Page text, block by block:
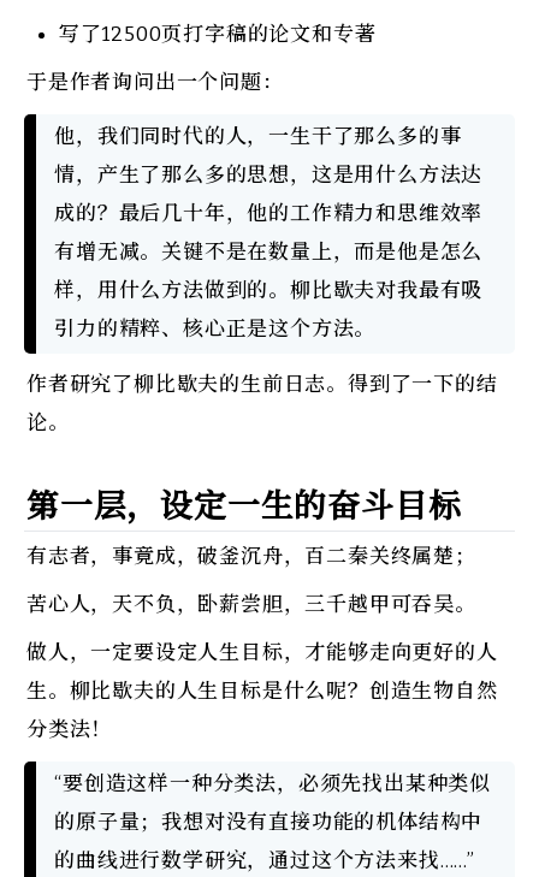
写了12500页打字稿的论文和专著
于是作者询问出一个问题：
他，我们同时代的人，一生干了那么多的事
情，产生了那么多的思想，这是用什么方法达
成的？最后几十年，他的工作精力和思维效率
有增无减。关键不是在数量上，而是他是怎么
样，用什么方法做到的。柳比歇夫对我最有吸
引力的精粹、核心正是这个方法。
作者研究了柳比歇夫的生前日志。得到了一下的结
论。
第一层，设定一生的奋斗目标
有志者，事竟成，破釜沉舟，百二秦关终属楚；
苦心人，天不负，卧薪尝胆，三千越甲可吞吴。
做人，一定要设定人生目标，才能够走向更好的人
生。柳比歇夫的人生目标是什么呢？创造生物自然
分类法！
“要创造这样一种分类法，必须先找出某种类似
的原子量；我想对没有直接功能的机体结构中
的曲线进行数学研究，通过这个方法来找……”